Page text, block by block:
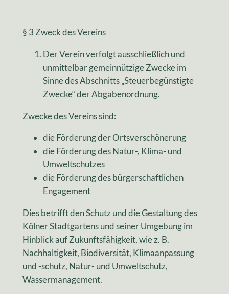
§ 3 Zweck des Vereins
Der Verein verfolgt ausschließlich und
unmittelbar gemeinnützige Zwecke im
Sinne des Abschnitts „Steuerbegünstigte
Zwecke“ der Abgabenordnung.
Zwecke des Vereins sind:
die Förderung der Ortsverschönerung
die Förderung des Natur-, Klima- und
Umweltschutzes
die Förderung des bürgerschaftlichen
Engagement
Dies betrifft den Schutz und die Gestaltung des
Kölner Stadtgartens und seiner Umgebung im
Hinblick auf Zukunftsfähigkeit, wie z. B.
Nachhaltigkeit, Biodiversität, Klimaanpassung
und -schutz, Natur- und Umweltschutz,
Wassermanagement.